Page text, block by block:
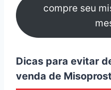
compre seu
Dicas para evitar
venda de